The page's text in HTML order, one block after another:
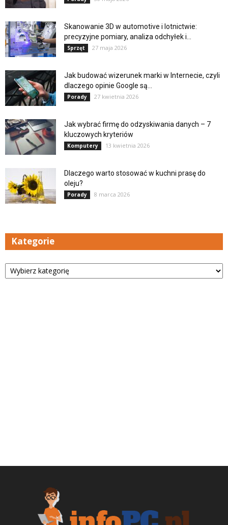
Skanowanie 3D w automotive i lotnictwie:
precyzyjne pomiary, analiza odchyłek i...
Sprzęt 27 maja 2026
Jak budować wizerunek marki w Internecie, czyli
dlaczego opinie Google są...
Porady 27 kwietnia 2026
Jak wybrać firmę do odzyskiwania danych – 7
kluczowych kryteriów
Komputery 13 kwietnia 2026
Dlaczego warto stosować w kuchni prasę do
oleju?
Porady 8 marca 2026
Kategorie
Kategorie